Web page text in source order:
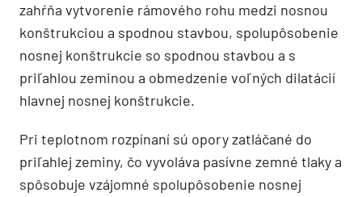
zahŕňa vytvorenie rámového rohu medzi nosnou
konštrukciou a spodnou stavbou, spolupôsobenie
nosnej konštrukcie so spodnou stavbou a s
priľahlou zeminou a obmedzenie voľných dilatácií
hlavnej nosnej konštrukcie.
Pri teplotnom rozpínaní sú opory zatláčané do
priľahlej zeminy, čo vyvoláva pasívne zemné tlaky a
spôsobuje vzájomné spolupôsobenie nosnej